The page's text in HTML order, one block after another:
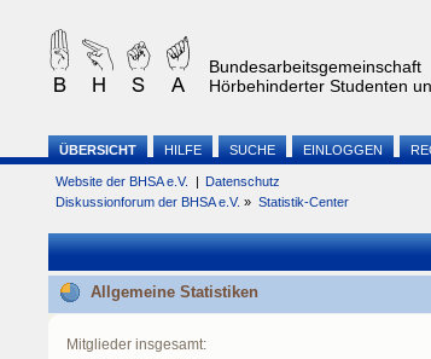
Bundesarbeitsgemeinschaft
Hörbehinderter Studenten
ÜBERSICHT HILFE SUCHE EINLOGGEN
Website der BHSA e.V. | Datenschutz
Diskussionforum der BHSA e.V. » Statistik-Center
Allgemeine Statistiken
Mitglieder insgesamt: